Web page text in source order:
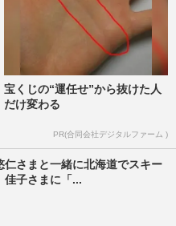
宝くじの“運任せ”から抜けた人
だけ変わる
PR(合同会社デジタルファーム )
仁さまと一緒に北海道でスキー
佳子さまに「...